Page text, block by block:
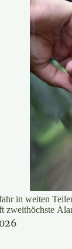
in weiten
zweithöchste